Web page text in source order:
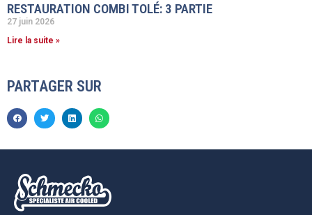
RESTAURATION COMBI TOLÉ: 3 PARTIE
27 juin 2026
Lire la suite »
PARTAGER SUR